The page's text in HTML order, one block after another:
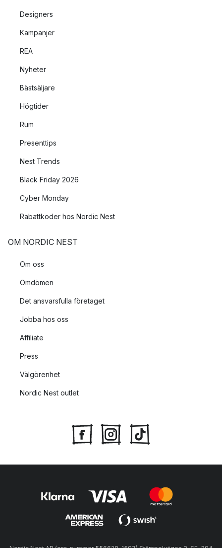
Designers
Kampanjer
REA
Nyheter
Bästsäljare
Högtider
Rum
Presenttips
Nest Trends
Black Friday 2026
Cyber Monday
Rabattkoder hos Nordic Nest
OM NORDIC NEST
Om oss
Omdömen
Det ansvarsfulla företaget
Jobba hos oss
Affiliate
Press
Välgörenhet
Nordic Nest outlet